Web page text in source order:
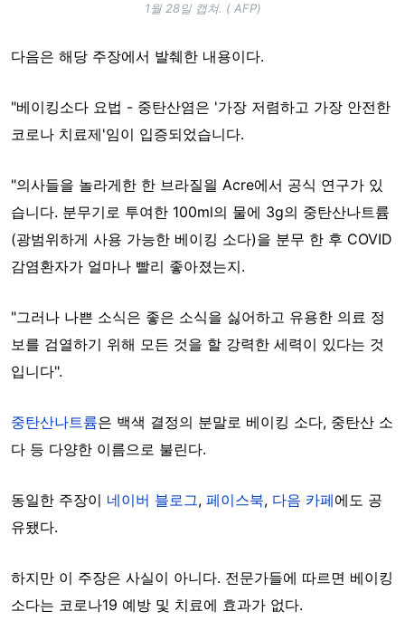
1월 28일 캡쳐. ( AFP)
다음은 해당 주장에서 발췌한 내용이다.
"베이킹소다 요법 - 중탄산염은 '가장 저렴하고 가장 안전한
코로나 치료제'임이 입증되었습니다.
"의사들을 놀라게한 한 브라질읠 Acre에서 공식 연구가 있
습니다. 분무기로 투여한 100ml의 물에 3g의 중탄산나트륨
(광범위하게 사용 가능한 베이킹 소다)을 분무 한 후 COVID
감염환자가 얼마나 빨리 좋아졌는지.
"그러나 나쁜 소식은 좋은 소식을 싫어하고 유용한 의료 정
보를 검열하기 위해 모든 것을 할 강력한 세력이 있다는 것
입니다".
중탄산나트륨은 백색 결정의 분말로 베이킹 소다, 중탄산 소
다 등 다양한 이름으로 불린다.
동일한 주장이 네이버 블로그, 페이스북, 다음 카페에도 공
유됐다.
하지만 이 주장은 사실이 아니다. 전문가들에 따르면 베이킹
소다는 코로나19 예방 및 치료에 효과가 없다.